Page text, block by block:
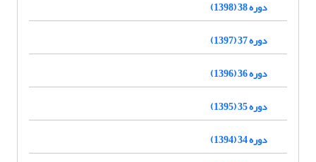
دوره 38 (1398)
دوره 37 (1397)
دوره 36 (1396)
دوره 35 (1395)
دوره 34 (1394)